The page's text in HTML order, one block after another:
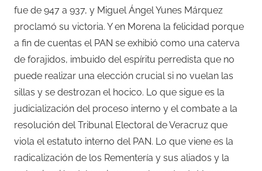
fue de 947 a 937, y Miguel Ángel Yunes Márquez
proclamó su victoria. Y en Morena la felicidad porque
a fin de cuentas el PAN se exhibió como una caterva
de forajidos, imbuido del espíritu perredista que no
puede realizar una elección crucial si no vuelan las
sillas y se destrozan el hocico. Lo que sigue es la
judicialización del proceso interno y el combate a la
resolución del Tribunal Electoral de Veracruz que
viola el estatuto interno del PAN. Lo que viene es la
radicalización de los Rementería y sus aliados y la